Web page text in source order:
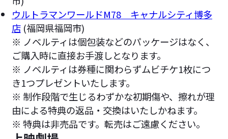
ウルトラマンワールドM78 キャナルシティ博多
店(福岡県福岡市)
※ ノベルティは個包装などのパッケージはなく、
ご購入時に直接お手渡しとなります。
※ ノベルティは券種に関わらずムビチケ1枚につ
き1つプレゼントいたします。
※ 制作段階で生じるわずかな初期傷や、擦れが理
由による特典の返品・交換はいたしかねます。
※ 特典は非売品です。転売はご遠慮ください。